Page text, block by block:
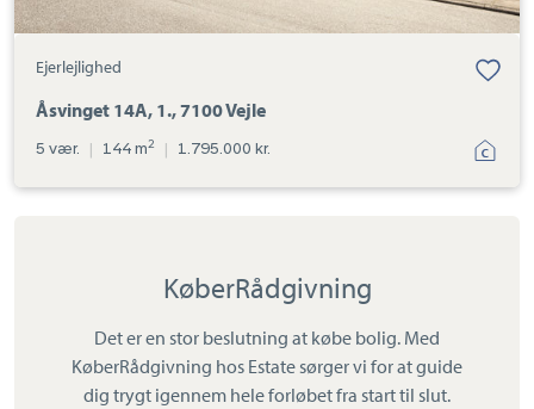
Ejerlejlighed
Åsvinget 14A, 1., 7100 Vejle
5 vær. | 144 m2 | 1.795.000 kr.
KøberRådgivning
Det er en stor beslutning at købe bolig. Med
KøberRådgivning hos Estate sørger vi for at guide
dig trygt igennem hele forløbet fra start til slut.